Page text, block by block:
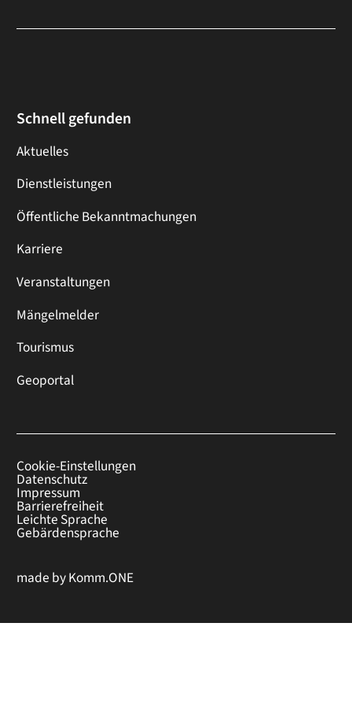
Schnell gefunden
Aktuelles
Dienstleistungen
Öffentliche Bekanntmachungen
Karriere
Veranstaltungen
Mängelmelder
Tourismus
Geoportal
Cookie-Einstellungen
Datenschutz
Impressum
Barrierefreiheit
Leichte Sprache
Gebärdensprache
made byKomm.ONE